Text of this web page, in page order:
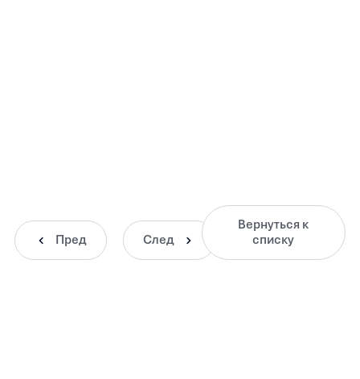
Пред След
Вернуться к
списку